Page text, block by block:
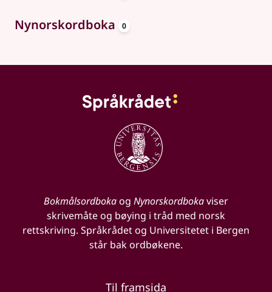
Nynorskordboka 0
Bokmålsordbokaog Nynorskordbokaviser
skrivemåte og bøying i tråd med norsk
rettskriving. Språkrådet og Universitetet i Bergen
står bak ordbøkene.
Til framsida